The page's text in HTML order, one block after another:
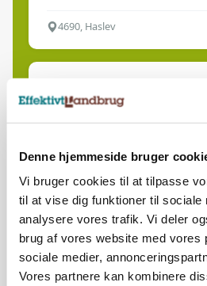
Denne hjemmeside bruger
Vi bruger cookies til at tilpasse
til at vise dig funktioner til sociale
analysere vores trafik. Vi deler
brug af vores website med vores
sociale medier,
Vores partnere kan kombinere
4690, Haslev
Maskinstation
Godstransport
4700, Næstved
Medarbejdere til